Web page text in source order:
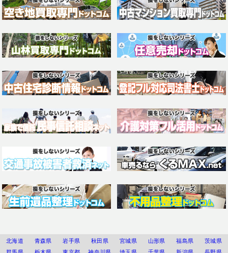
北海道 青森県 岩手県 秋田県 宮城県 山形県 福島県
茨城県